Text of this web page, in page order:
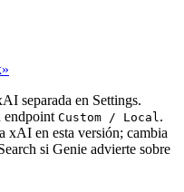
separada en Settings.
endpoint Custom / Local.
xAI en esta versión; cambia
si Genie advierte sobre